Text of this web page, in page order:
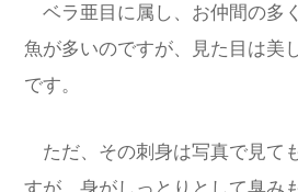
ベラ亜目に属し、お仲間の多
魚が多いのですが、見た目は美
です。
ただ、その刺身は写真で見て
すが、身がしっとりとして臭み